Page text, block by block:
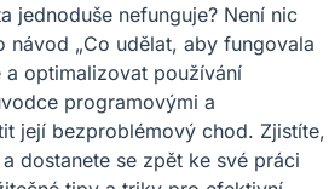
jednoduše nefunguje? Není nic
„Co udělat, aby fungovala
optimalizovat používání
programovými a
její bezproblémový chod. Zjistíte,
dostanete se zpět ke své práci